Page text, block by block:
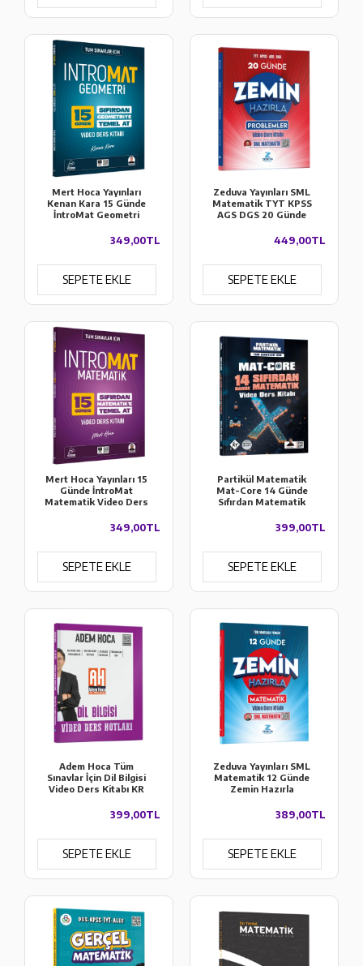
Mert Hoca Yayınları
Kenan Kara 15 Günde
İntroMat Geometri
349,00TL
SEPETE EKLE
Zeduva Yayınları SML
Matematik TYT KPSS
AGS DGS 20 Günde
Problemler Video Ders
449,00TL
SEPETE EKLE
Mert Hoca Yayınları 15
Günde İntroMat
Matematik Video Ders
349,00TL
SEPETE EKLE
Partikül Matematik
Mat-Core 14 Günde
Sıfırdan Matematik
Akademi Yayınları
399,00TL
SEPETE EKLE
Adem Hoca Tüm
Sınavlar İçin Dil Bilgisi
Video Ders Kitabı KR
399,00TL
SEPETE EKLE
Zeduva Yayınları SML
Matematik 12 Günde
Zemin Hazırla
389,00TL
SEPETE EKLE